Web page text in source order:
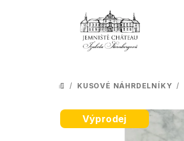
DOMŮ
/ KUSOVÉ NÁHRDELNÍKY /
Výprodej